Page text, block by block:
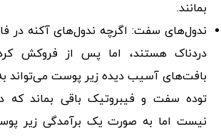
بمانند.
ندول‌های سفت: اگرچه ندول‌های آکنه در
دردناک هستند، اما پس از فروکش
بافت‌های آسیب دیده زیر پوست می‌تواند
توده سفت و فیبروتیک باقی بماند که
نیست اما به صورت یک برآمدگی زیر